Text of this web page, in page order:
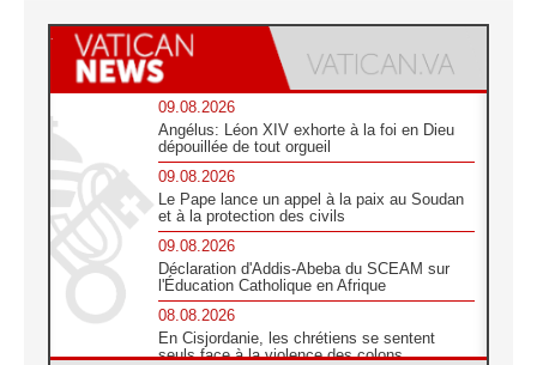
09.08.2026
Angélus: Léon XIV exhorte à la foi en Dieu
dépouillée de tout orgueil
09.08.2026
Le Pape lance un appel à la paix au Soudan
et à la protection des civils
09.08.2026
Déclaration d'Addis-Abeba du SCEAM sur
l'Éducation Catholique en Afrique
08.08.2026
En Cisjordanie, les chrétiens se sentent
seuls face à la violence des colons